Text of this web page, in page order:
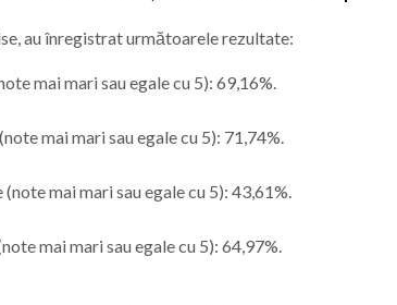
au înregistrat următoarele rezultate:
mai mari sau egale cu 5): 69,16%.
mai mari sau egale cu 5): 71,74%.
mai mari sau egale cu 5): 43,61%.
mai mari sau egale cu 5): 64,97%.